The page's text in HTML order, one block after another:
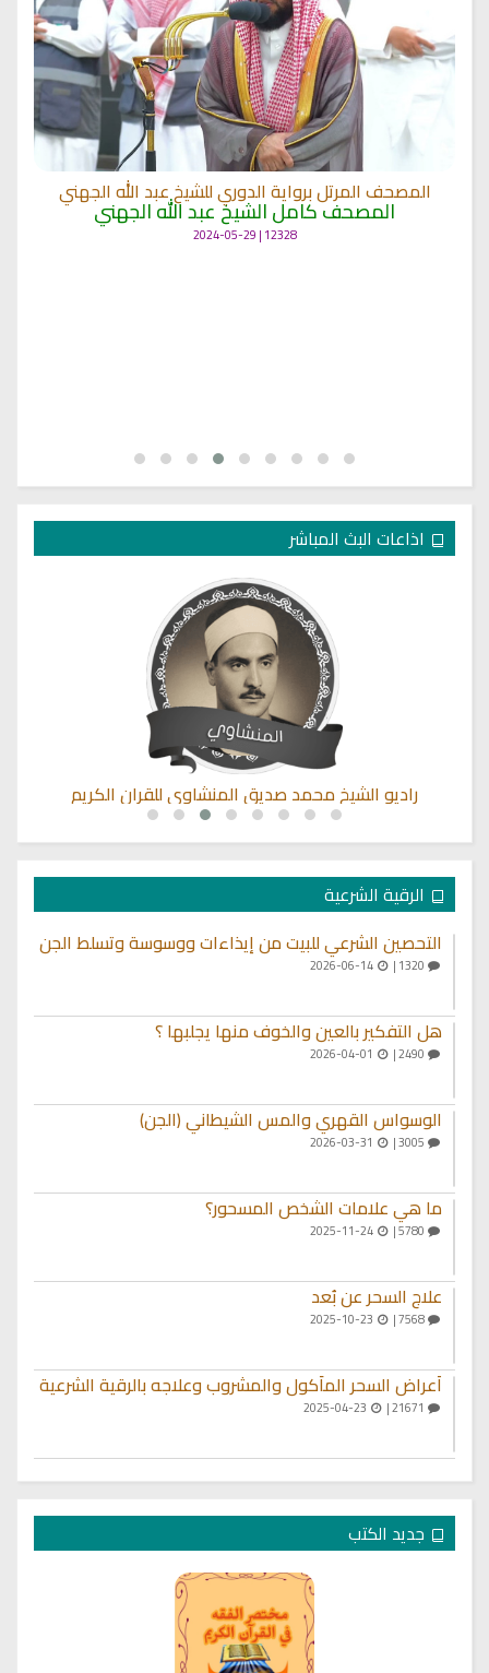
المصحف المرتل برواية الدوري للشيخ عبد الله الجهني
المصحف كامل الشيخ عبد الله الجهني
12328 | 2024-05-29
اذاعات البث المباشر
راديو الشيخ محمد صديق المنشاوي للقران الكريم
الرقية الشرعية
التحصين الشرعي للبيت من إيذاءات ووسوسة وتسلط الجن
2026-06-14
هل التفكير بالعين والخوف منها يجلبها ؟
الوسواس القهري والمس الشيطاني (الجن)
ما هي علامات الشخص المسحور؟
2025-11-24
علاج السحر عن بُعد
7568 |
أعراض السحر المأكول والمشروب وعلاجه بالرقية الشرعية
جديد الكتب